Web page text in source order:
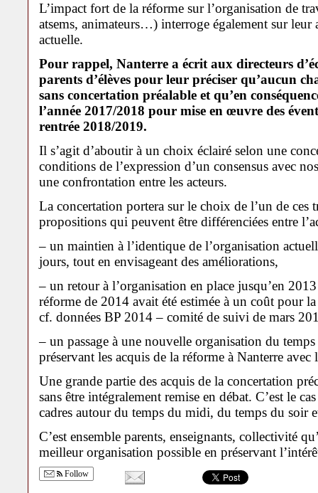
L’impact fort de la réforme sur l’organisation de
atsems, animateurs…) interroge également sur leur
actuelle.
Pour rappel, Nanterre a écrit aux directeurs
parents d’élèves pour leur préciser qu’aucun
sans concertation préalable et qu’en
l’année 2017/2018 pour mise en œuvre des
rentrée 2018/2019.
Il s’agit d’aboutir à un choix éclairé selon une
conditions de l’expression d’un consensus avec
une confrontation entre les acteurs.
La concertation portera sur le choix de l’un de ces
propositions qui peuvent être différenciées entre
– un maintien à l’identique de l’organisation
jours, tout en envisageant des améliorations,
– un retour à l’organisation en place jusqu’en
réforme de 2014 avait été estimée à un coût pour
cf. données BP 2014 – comité de suivi de mars
– un passage à une nouvelle organisation du
préservant les acquis de la réforme à Nanterre avec
Une grande partie des acquis de la concertation
sans être intégralement remise en débat. C’est le
cadres autour du temps du midi, du temps du soir
C’est ensemble parents, enseignants, collectivité
meilleur organisation possible en préservant
Follow